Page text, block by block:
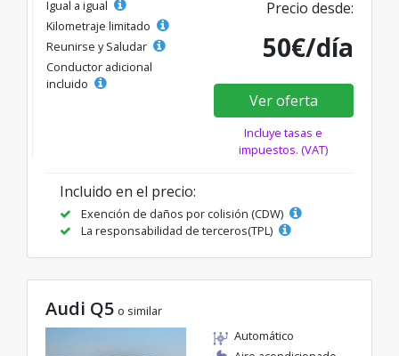
Igual a igual
Kilometraje limitado
Reunirse y Saludar
Conductor adicional
incluido
Precio desde:
50€/día
Ver oferta
Incluye tasas e
impuestos. (VAT)
Incluido en el precio:
Exención de daños por colisión (CDW)
La responsabilidad de terceros(TPL)
Audi Q5 o similar
Automático